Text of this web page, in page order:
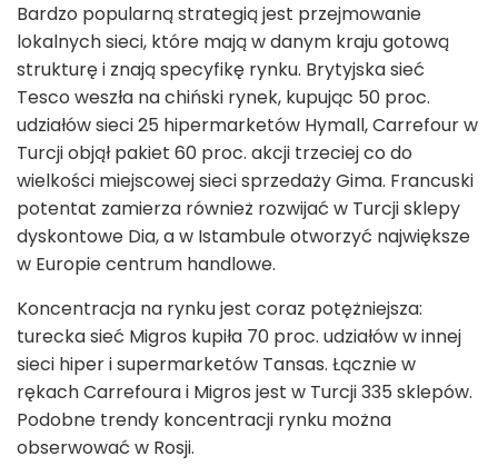
Bardzo popularną strategią jest przejmowanie
lokalnych sieci, które mają w danym kraju gotową
strukturę i znają specyfikę rynku. Brytyjska sieć
Tesco weszła na chiński rynek, kupując 50 proc.
udziałów sieci 25 hipermarketów Hymall, Carrefour w
Turcji objął pakiet 60 proc. akcji trzeciej co do
wielkości miejscowej sieci sprzedaży Gima. Francuski
potentat zamierza również rozwijać w Turcji sklepy
dyskontowe Dia, a w Istambule otworzyć największe
w Europie centrum handlowe.
Koncentracja na rynku jest coraz potężniejsza:
turecka sieć Migros kupiła 70 proc. udziałów w innej
sieci hiper i supermarketów Tansas. Łącznie w
rękach Carrefoura i Migros jest w Turcji 335 sklepów.
Podobne trendy koncentracji rynku można
obserwować w Rosji.